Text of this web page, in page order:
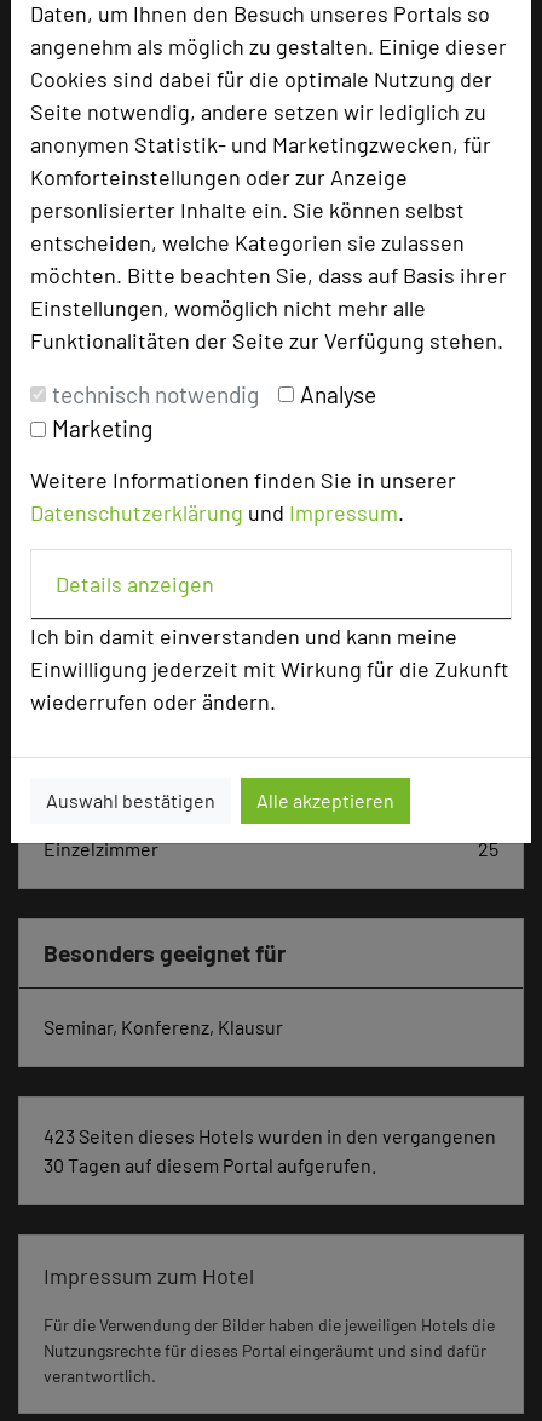
Daten, um Ihnen den Besuch unseres Portals so
angenehm als möglich zu gestalten. Einige dieser
Cookies sind dabei für die optimale Nutzung der
Seite notwendig, andere setzen wir lediglich zu
anonymen Statistik- und Marketingzwecken, für
Komforteinstellungen oder zur Anzeige
personlisierter Inhalte ein. Sie können selbst
entscheiden, welche Kategorien sie zulassen
möchten. Bitte beachten Sie, dass auf Basis ihrer
Einstellungen, womöglich nicht mehr alle
Funktionalitäten der Seite zur Verfügung stehen.
technisch notwendig
Analyse
Marketing
Weitere Informationen finden Sie in unserer
Datenschutzerklärung und Impressum.
Details anzeigen
Ich bin damit einverstanden und kann meine
Einwilligung jederzeit mit Wirkung für die Zukunft
wiederrufen oder ändern.
Auswahl bestätigen Alle akzeptieren
Schloss Benkhausen
Schlossallee 1
32339 Espelkamp
+49 5743 93182-10
Email
Homepage
zur Tagungsanfrage hinzufügen
Hoteldaten
Max. Tagungskapazität (Personen)
Parlamentarisch
70
Reihenbestuhlung
Zimmer
Einzelzimmer
25
Besonders geeignet für
Seminar, Konferenz, Klausur
423 Seiten dieses Hotels wurden in den vergangenen
30 Tagen auf diesem Portal aufgerufen.
Impressum zum Hotel
Für die Verwendung der Bilder haben die jeweiligen Hotels die
Nutzungsrechte für dieses Portal eingeräumt und sind dafür
verantwortlich.